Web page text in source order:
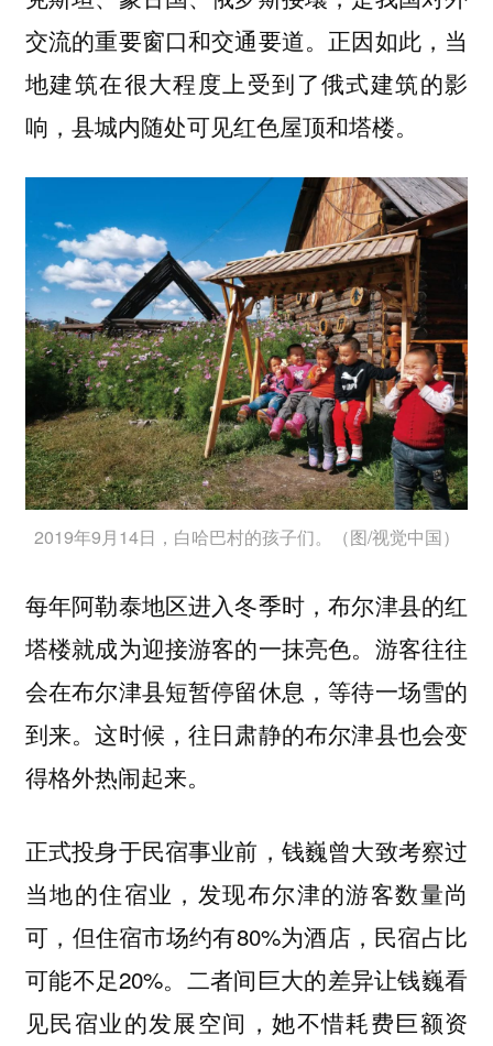
交流的重要窗口和交通要道。正因如此，当
地建筑在很大程度上受到了俄式建筑的影
响，县城内随处可见红色屋顶和塔楼。
2019年9月14日，白哈巴村的孩子们。（图/视觉中国）
每年阿勒泰地区进入冬季时，布尔津县的红
塔楼就成为迎接游客的一抹亮色。游客往往
会在布尔津县短暂停留休息，等待一场雪的
到来。这时候，往日肃静的布尔津县也会变
得格外热闹起来。
正式投身于民宿事业前，钱巍曾大致考察过
当地的住宿业，发现布尔津的游客数量尚
可，但住宿市场约有80%为酒店，民宿占比
可能不足20%。二者间巨大的差异让钱巍看
见民宿业的发展空间，她不惜耗费巨额资